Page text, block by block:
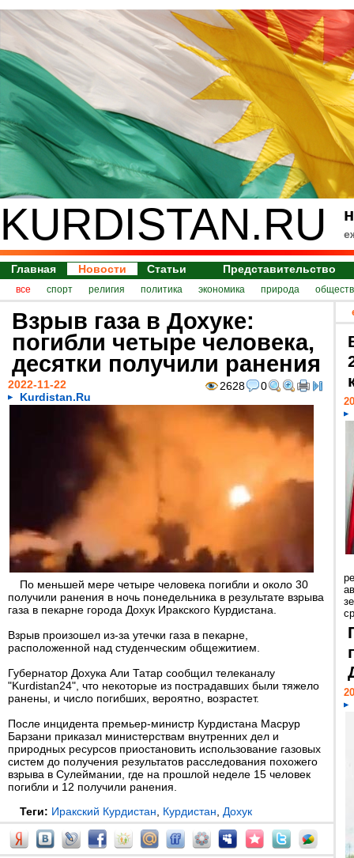
KURDISTAN.RU
Главная Новости Статьи Представительство
все спорт религия политика экономика природа
Взрыв газа в Дохуке:
погибли четыре человека,
десятки получили ранения
2628 0
2022-11-22
Kurdistan.Ru
По меньшей мере четыре человека погибли и около 30
получили ранения в ночь понедельника в результате взрыва
газа в пекарне города Дохук Иракского Курдистана.
Взрыв произошел из-за утечки газа в пекарне,
расположенной над студенческим общежитием.
Губернатор Дохука Али Татар сообщил телеканалу
"Kurdistan24", что некоторые из пострадавших были тяжело
ранены, и число погибших, вероятно, возрастет.
После инцидента премьер-министр Курдистана Масрур
Барзани приказал министерствам внутренних дел и
природных ресурсов приостановить использование газовых
систем до получения результатов расследования похожего
взрыва в Сулеймании, где на прошлой неделе 15 человек
погибли и 12 получили ранения.
Теги: Иракский Курдистан Курдистан Дохук